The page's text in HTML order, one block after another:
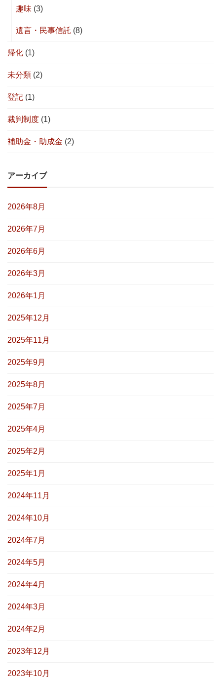
趣味 (3)
遺言・民事信託 (8)
帰化 (1)
未分類 (2)
登記 (1)
裁判制度 (1)
補助金・助成金 (2)
アーカイブ
2026年8月
2026年7月
2026年6月
2026年3月
2026年1月
2025年12月
2025年11月
2025年9月
2025年8月
2025年7月
2025年4月
2025年2月
2025年1月
2024年11月
2024年10月
2024年7月
2024年5月
2024年4月
2024年3月
2024年2月
2023年12月
2023年10月